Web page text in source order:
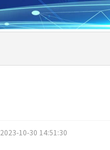
2023-10-30 14:51:30